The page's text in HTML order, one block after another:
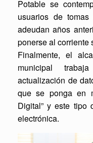
Potable se
usuarios de
adeudan años
ponerse al corriente
Finalmente, el
municipal
actualización de
que se ponga en
Digital” y este tipo
electrónica.